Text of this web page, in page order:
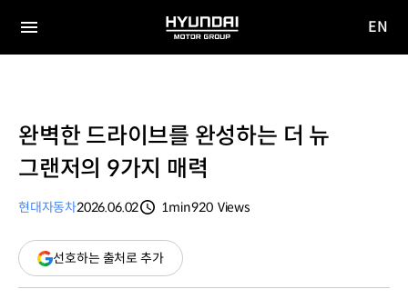
전체
HYUNDAI
MOTOR
EN
완벽한 드라이브를 완성하는 더 뉴
그랜저의 9가지 매력
현대자동차2026.06.02
1min920 Views
선호하는 출처로 추가(새
창